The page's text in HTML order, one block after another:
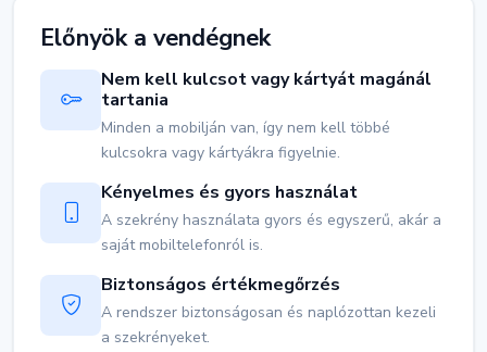
Előnyök a vendégnek
Nem kell kulcsot vagy kártyát magánál
tartania
Minden a mobilján van, így nem kell többé
kulcsokra vagy kártyákra figyelnie.
Kényelmes és gyors használat
A szekrény használata gyors és egyszerű, akár a
saját mobiltelefonról is.
Biztonságos értékmegőrzés
A rendszer biztonságosan és naplózottan kezeli
a szekrényeket.